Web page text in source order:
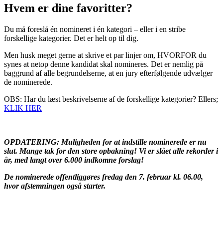
Hvem er dine favoritter?
Du må foreslå én nomineret i én kategori – eller i en stribe
forskellige kategorier. Det er helt op til dig.
Men husk meget gerne at skrive et par linjer om, HVORFOR du
synes at netop denne kandidat skal nomineres. Det er nemlig på
baggrund af alle begrundelserne, at en jury efterfølgende udvælger
de nominerede.
OBS: Har du læst beskrivelserne af de forskellige kategorier? Ellers;
KLIK HER
OPDATERING: Muligheden for at indstille nominerede er nu
slut. Mange tak for den store opbakning! Vi er slået alle rekorder i
år, med langt over 6.000 indkomne forslag!
De nominerede offentliggøres fredag den 7. februar kl. 06.00,
hvor afstemningen også starter.